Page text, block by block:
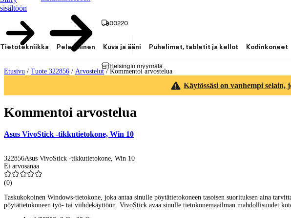
sisältöön
00220
Helsingin myymälä
Tietotekniikka Pelaaminen Kuva ja ääni Puhelimet, tabletit ja kellot Kodinkoneet
Etusivu / Tuote 322856 / Arvostelut/ Kommentoi arvostelua
Käytössäsi on vanhempi selain,
Kommentoi arvostelua
Asus VivoStick -tikkutietokone, Win 10
322856Asus VivoStick -tikkutietokone, Win 10
Ei arvosanaa
(0)
Taskukokoinen Windows-tietokone, joka antaa sinulle pöytätietokoneen tasoisen suorituksen aina
pöytätietokoneen työ- tai viihdekäyttöön. VivoStick avaa sinulle tietokonemaailman mahdollisuudet